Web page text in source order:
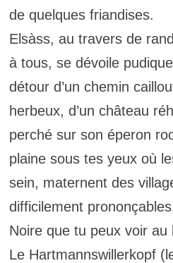
de quelques friandises.
Elsàss, au travers de
à tous, se dévoile
détour d’un chemin
herbeux, d’un château
perché sur son éperon
plaine sous tes yeux où
sein, maternent des
difficilement
Noire que tu peux voir au
Le Hartmannswillerkopf